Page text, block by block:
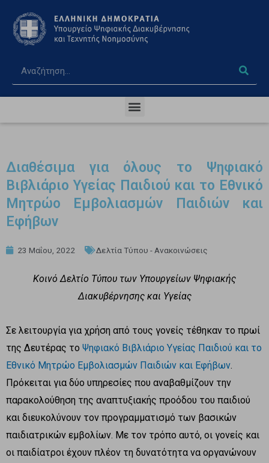
Διαθέσιμα για όλους το Ψηφιακό
Βιβλιάριο Υγείας Παιδιού και το Εθνικό
Μητρώο Εμβολιασμών Παιδιών και
Εφήβων
23 Μαΐου, 2022 Δελτία Τύπου - Ανακοινώσεις
Κοινό Δελτίο Τύπου των Υπουργείων Ψηφιακής
Διακυβέρνησης και Υγείας
Σε λειτουργία για χρήση από τους γονείς τέθηκαν το πρωί
της Δευτέρας το Ψηφιακό Βιβλιάριο Υγείας Παιδιού και το
Εθνικό Μητρώο Εμβολιασμών Παιδιών και Εφήβων.
Πρόκειται για δύο υπηρεσίες που αναβαθμίζουν την
παρακολούθηση της αναπτυξιακής προόδου του παιδιού
και διευκολύνουν τον προγραμματισμό των βασικών
παιδιατρικών εμβολίων. Με τον τρόπο αυτό, οι γονείς και
οι παιδίατροι έχουν πλέον τη δυνατότητα να οργανώνουν